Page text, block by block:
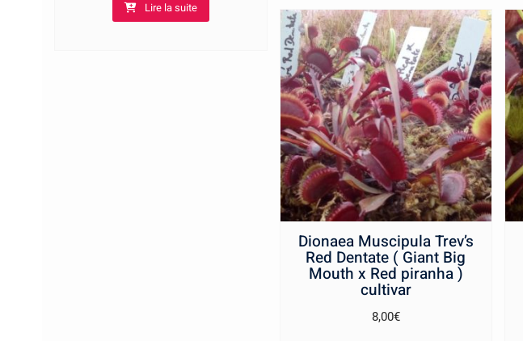
Lire la suite
Dionaea Muscipula Trev’s
Red Dentate ( Giant Big
Mouth x Red piranha )
cultivar
8,00€